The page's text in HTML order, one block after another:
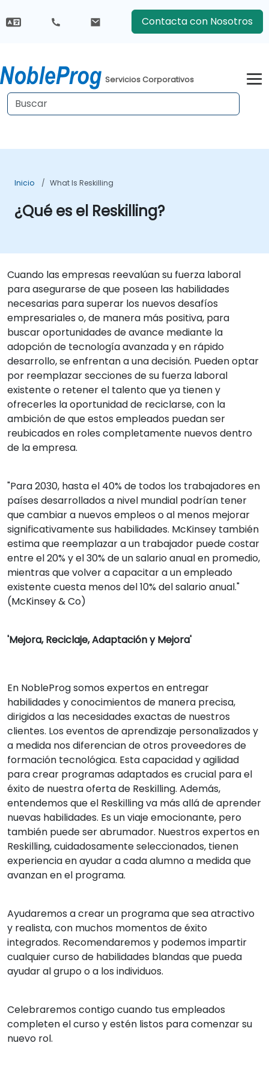
Contacta con Nosotros
Servicios Corporativos
Inicio What Is Reskilling
¿Qué es el Reskilling?
Cuando las empresas reevalúan su fuerza laboral
para asegurarse de que poseen las habilidades
necesarias para superar los nuevos desafíos
empresariales o, de manera más positiva, para
buscar oportunidades de avance mediante la
adopción de tecnología avanzada y en rápido
desarrollo, se enfrentan a una decisión. Pueden optar
por reemplazar secciones de su fuerza laboral
existente o retener el talento que ya tienen y
ofrecerles la oportunidad de reciclarse, con la
ambición de que estos empleados puedan ser
reubicados en roles completamente nuevos dentro
de la empresa.
"Para 2030, hasta el 40% de todos los trabajadores en
países desarrollados a nivel mundial podrían tener
que cambiar a nuevos empleos o al menos mejorar
significativamente sus habilidades. McKinsey también
estima que reemplazar a un trabajador puede costar
entre el 20% y el 30% de un salario anual en promedio,
mientras que volver a capacitar a un empleado
existente cuesta menos del 10% del salario anual."
(McKinsey & Co)
'Mejora, Reciclaje, Adaptación y Mejora'
En NobleProg somos expertos en entregar
habilidades y conocimientos de manera precisa,
dirigidos a las necesidades exactas de nuestros
clientes. Los eventos de aprendizaje personalizados y
a medida nos diferencian de otros proveedores de
formación tecnológica. Esta capacidad y agilidad
para crear programas adaptados es crucial para el
éxito de nuestra oferta de Reskilling. Además,
entendemos que el Reskilling va más allá de aprender
nuevas habilidades. Es un viaje emocionante, pero
también puede ser abrumador. Nuestros expertos en
Reskilling, cuidadosamente seleccionados, tienen
experiencia en ayudar a cada alumno a medida que
avanzan en el programa.
Ayudaremos a crear un programa que sea atractivo
y realista, con muchos momentos de éxito
integrados. Recomendaremos y podemos impartir
cualquier curso de habilidades blandas que pueda
ayudar al grupo o a los individuos.
Celebraremos contigo cuando tus empleados
completen el curso y estén listos para comenzar su
nuevo rol.